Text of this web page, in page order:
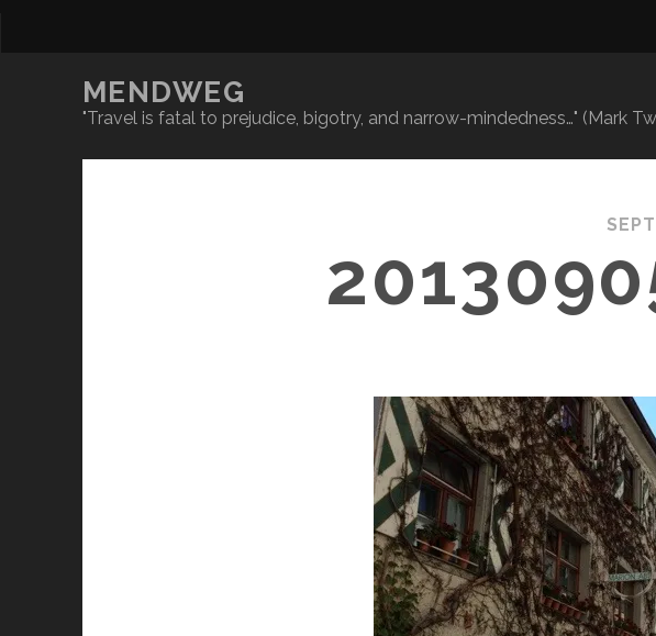
MENDWEG
"Travel is fatal to prejudice, bigotry, and narrow-mindedness…" (Mark